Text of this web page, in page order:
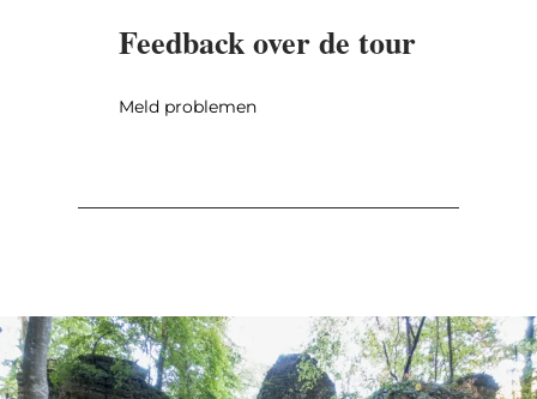
Feedback over de tour
Meld problemen